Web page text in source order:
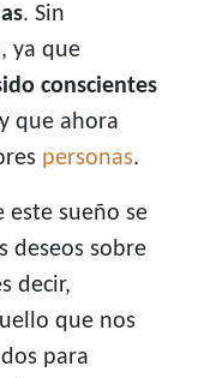
. Sin
ya que
conscientes
que ahora
personas.
este sueño se
deseos sobre
decir,
que nos
para